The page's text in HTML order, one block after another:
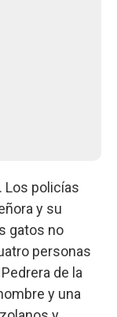
Los policías
y su
gatos no
personas
de la
y una